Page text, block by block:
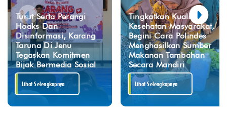
Turut Serta Perangi
Hoaks Dan
Disinformasi, Karang
Taruna Di Jenu
Tegaskan Komitmen
Bijak Bermedia Sosial
Lihat Selengkapnya
Tingkatkan Kualitas
Kesehatan Masyarakat,
Begini Cara Polindes
Menghasilkan Sumber
Makanan Tambahan
Secara Mandiri
Lihat Selengkapnya